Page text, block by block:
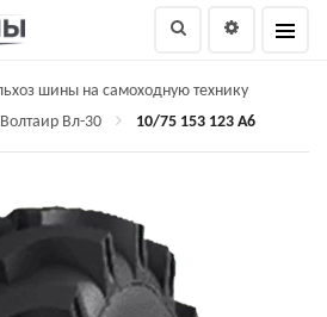
шины на самоходную технику
Волтаир Вл-30 10/75 153 123 A6